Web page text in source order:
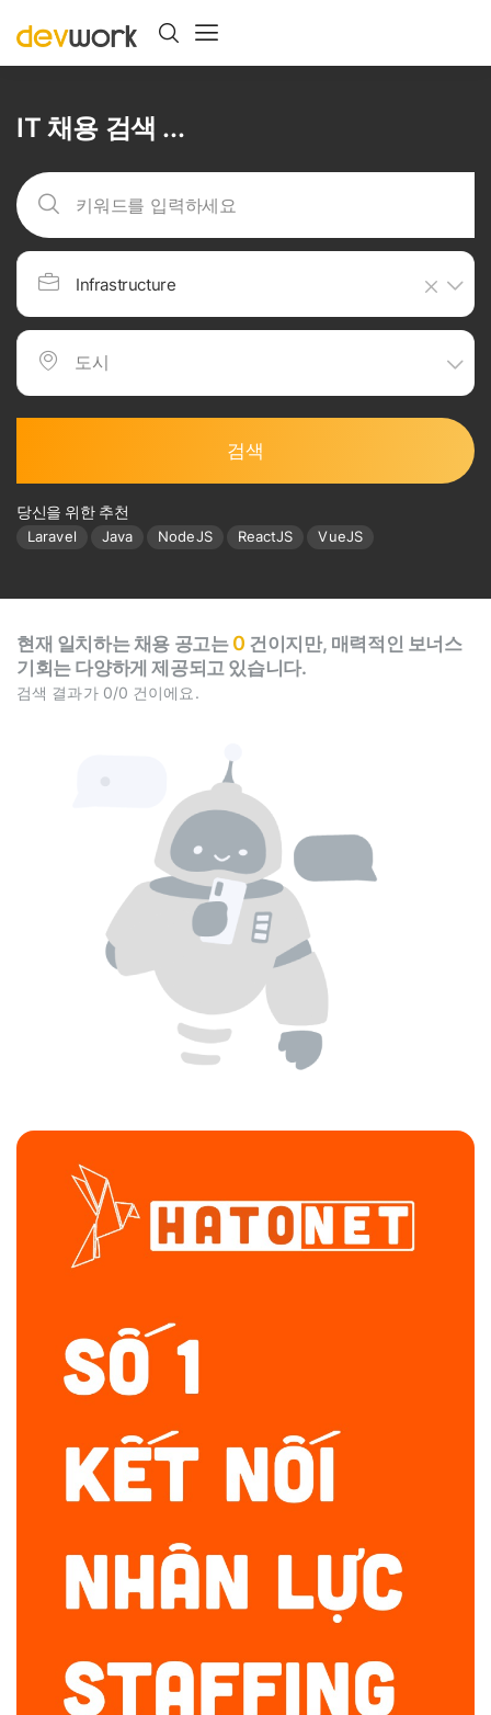
IT 채용 검색 ...
Infrastructure
검색
당신을 위한 추천
Laravel Java NodeJS ReactJS VueJS
현재 일치하는 채용 공고는 0 건이지만, 매력적인 보너스
기회는 다양하게 제공되고 있습니다.
검색 결과가 0/0 건이에요.